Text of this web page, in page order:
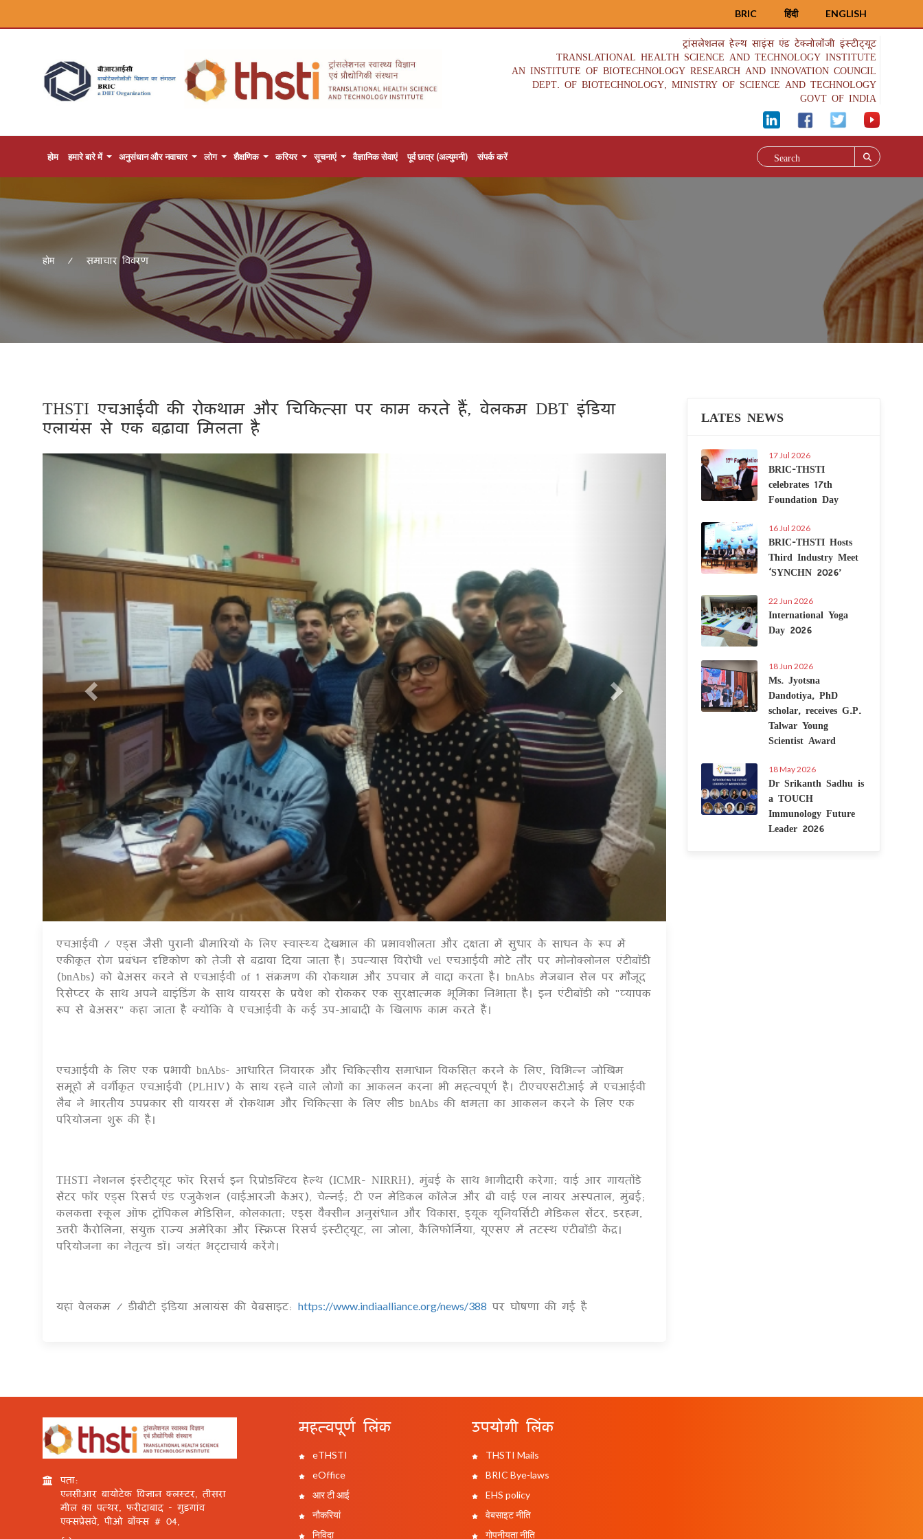
ENGLISH
हिंदी
BRIC
ट्रांसलेशनल हेल्थ साइंस एंड टेक्नोलॉजी इंस्टीट्यूट
TRANSLATIONAL HEALTH SCIENCE AND TECHNOLOGY INSTITUTE
AN INSTITUTE OF BIOTECHNOLOGY RESEARCH AND INNOVATION COUNCIL
DEPT. OF BIOTECHNOLOGY, MINISTRY OF SCIENCE AND TECHNOLOGY
GOVT OF INDIA
होम हमारे बारे में अनुसंधान और नवाचार लोग शैक्षणिक करियर सूचनाएं वैज्ञानिक सेवाएं पूर्व छात्र (अल्युमनी) संपर्क करें
होम समाचार विवरण
THSTI एचआईवी की रोकथाम और चिकित्सा पर काम करते हैं, वेलकम DBT इंडिया
एलायंस से एक बढ़ावा मिलता है
Previous
16 Jul 2020
एचआईवी / एड्स जैसी पुरानी बीमारियों के लिए स्वास्थ्य देखभाल की प्रभावशीलता और दक्षता में सुधार के साधन के रूप में
एकीकृत रोग प्रबंधन दृष्टिकोण को तेजी से बढ़ावा दिया जाता है। उपन्यास विरोधी vel एचआईवी मोटे तौर पर मोनोक्लोनल एंटीबॉडी
(bnAbs) को बेअसर करने से एचआईवी of 1 संक्रमण की रोकथाम और उपचार में वादा करता है। bnAbs मेजबान सेल पर मौजूद
रिसेप्टर के साथ अपने बाइंडिंग के साथ वायरस के प्रवेश को रोककर एक सुरक्षात्मक भूमिका निभाता है। इन एंटीबॉडी को "व्यापक
रूप से बेअसर" कहा जाता है क्योंकि वे एचआईवी के कई उप-आबादी के खिलाफ काम करते हैं।
एचआईवी के लिए एक प्रभावी bnAbs- आधारित निवारक और चिकित्सीय समाधान विकसित करने के लिए, विभिन्न जोखिम
समूहों में वर्गीकृत एचआईवी (PLHIV) के साथ रहने वाले लोगों का आकलन करना भी महत्वपूर्ण है। टीएचएसटीआई में एचआईवी
लैब ने भारतीय उपप्रकार सी वायरस में रोकथाम और चिकित्सा के लिए लीड bnAbs की क्षमता का आकलन करने के लिए एक
परियोजना शुरू की है।
THSTI नेशनल इंस्टीट्यूट फॉर रिसर्च इन रिप्रोडक्टिव हेल्थ (ICMR- NIRRH), मुंबई के साथ भागीदारी करेगा; वाई आर गायतोंडे
सेंटर फॉर एड्स रिसर्च एंड एजुकेशन (वाईआरजी केअर), चेन्नई; टी एन मेडिकल कॉलेज और बी वाई एल नायर अस्पताल, मुंबई;
कलकत्ता स्कूल ऑफ ट्रॉपिकल मेडिसिन, कोलकाता; एड्स वैक्सीन अनुसंधान और विकास, ड्यूक यूनिवर्सिटी मेडिकल सेंटर, डरहम,
उत्तरी कैरोलिना, संयुक्त राज्य अमेरिका और स्क्रिप्स रिसर्च इंस्टीट्यूट, ला जोला, कैलिफोर्निया, यूएसए में तटस्थ एंटीबॉडी केंद्र।
परियोजना का नेतृत्व डॉ। जयंत भट्टाचार्य करेंगे।
यहां वेलकम / डीबीटी इंडिया अलायंस की वेबसाइट: https://www.indiaalliance.org/news/388 पर घोषणा की गई है
LATES NEWS
17 Jul 2026
BRIC-THSTI
celebrates 17th
Foundation Day
16 Jul 2026
BRIC-THSTI Hosts
Third Industry Meet
‘SYNCHN 2026’
22 Jun 2026
International Yoga
Day 2026
18 Jun 2026
Ms. Jyotsna
Dandotiya, PhD
scholar, receives G.P.
Talwar Young
Scientist Award
18 May 2026
Dr Srikanth Sadhu is
a TOUCH
Immunology Future
Leader 2026
पता:
एनसीआर बायोटेक विज्ञान क्लस्टर, तीसरा
मील का पत्थर, फरीदाबाद - गुड़गांव
एक्सप्रेसवे, पीओ बॉक्स # 04,
महत्वपूर्ण लिंक
eTHSTI
eOffice
आर टी आई
नौकरियां
निविदा
उपयोगी लिंक
THSTI Mails
BRIC Bye-laws
EHS policy
वेबसाइट नीति
गोपनीयता नीति